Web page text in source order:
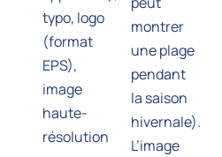
typo, logo
(format
EPS),
image
haute-
résolution
montrer
une plage
pendant
la saison
hivernale).
L’image